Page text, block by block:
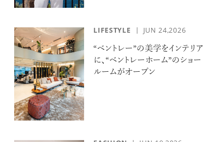
LIFESTYLE JUN 24,2026
“ベントレー”の美学をインテリア
に、“ベントレーホーム”のショー
ルームがオープン